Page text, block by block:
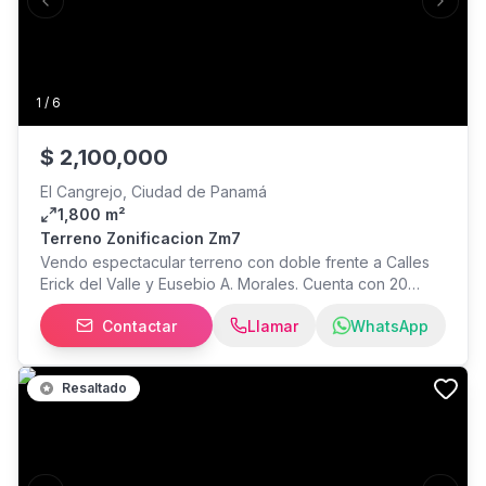
PJ-130319
1 / 6
Previous slide Next
$ 2,100,000
El Cangrejo, Ciudad de Panamá
1,800 m²
Terreno Zonificacion Zm7
Vendo espectacular terreno con doble frente a Calles
Erick del Valle y Eusebio A. Morales. Cuenta con 20
metros de frente y 90 metros de fondo. Zonificación
ZM7 ideal para proyectos residenciales o comerciales
de 15 a 25 pisos, con locales comerciales en planta baja.
Con fácil acceso a Vía Argentina y Vía España.
Contactar Llamar WhatsApp
Resaltado